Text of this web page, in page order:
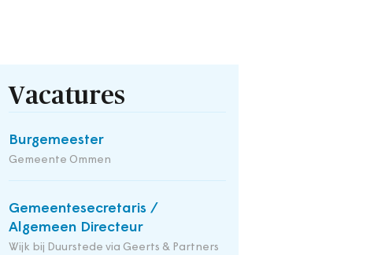
Vacatures
Burgemeester
Gemeente Ommen
Gemeentesecretaris /
Algemeen Directeur
Wijk bij Duurstede via Geerts & Partners